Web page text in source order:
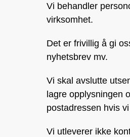
Vi behandler
virksomhet.
Det er frivillig å gi
nyhetsbrev mv.
Vi skal avslutte
lagre opplysningen
postadressen hvis
Vi utleverer ikke